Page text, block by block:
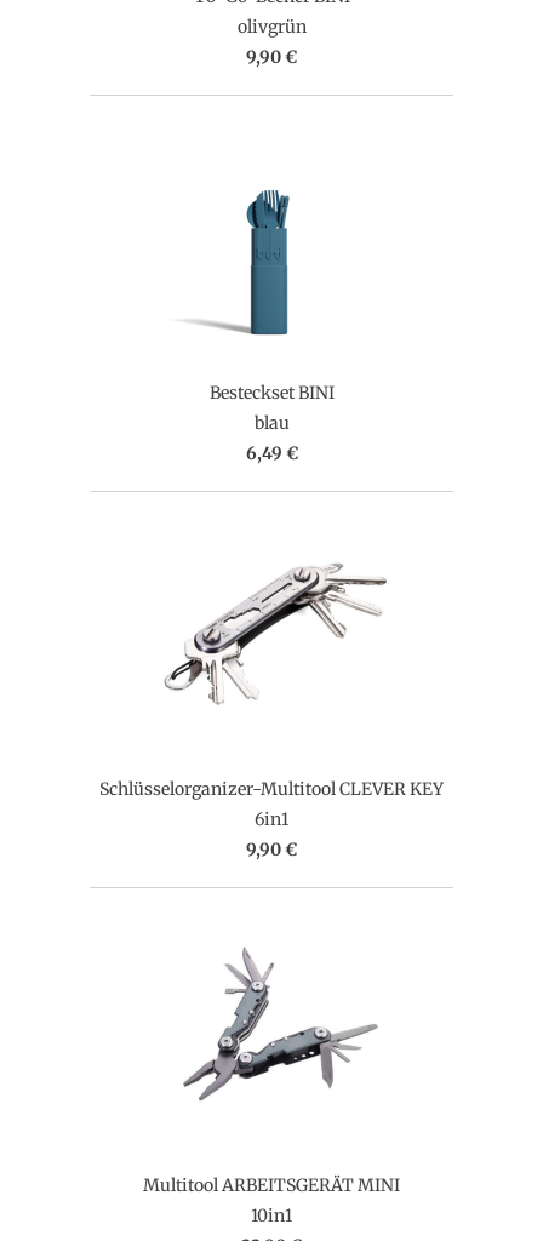
olivgrün
9,90 €
Besteckset BINI
blau
6,49 €
Schlüsselorganizer-Multitool CLEVER KEY
6in1
9,90 €
Multitool ARBEITSGERÄT MINI
10in1